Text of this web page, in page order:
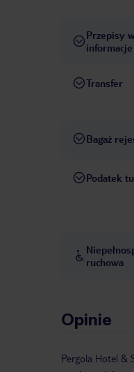
Przepisy
Transfer
Bagaż
Podatek
ruchowa
Opinie
Pergola Hotel &